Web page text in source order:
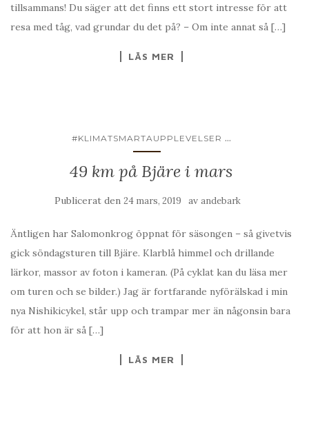
tillsammans! Du säger att det finns ett stort intresse för att
resa med tåg, vad grundar du det på? – Om inte annat så […]
LÄS MER
#KLIMATSMARTAUPPLEVELSER ...
49 km på Bjäre i mars
Publicerat den 24 mars, 2019 av andebark
Äntligen har Salomonkrog öppnat för säsongen – så givetvis
gick söndagsturen till Bjäre. Klarblå himmel och drillande
lärkor, massor av foton i kameran. (På cyklat kan du läsa mer
om turen och se bilder.) Jag är fortfarande nyförälskad i min
nya Nishikicykel, står upp och trampar mer än någonsin bara
för att hon är så […]
LÄS MER